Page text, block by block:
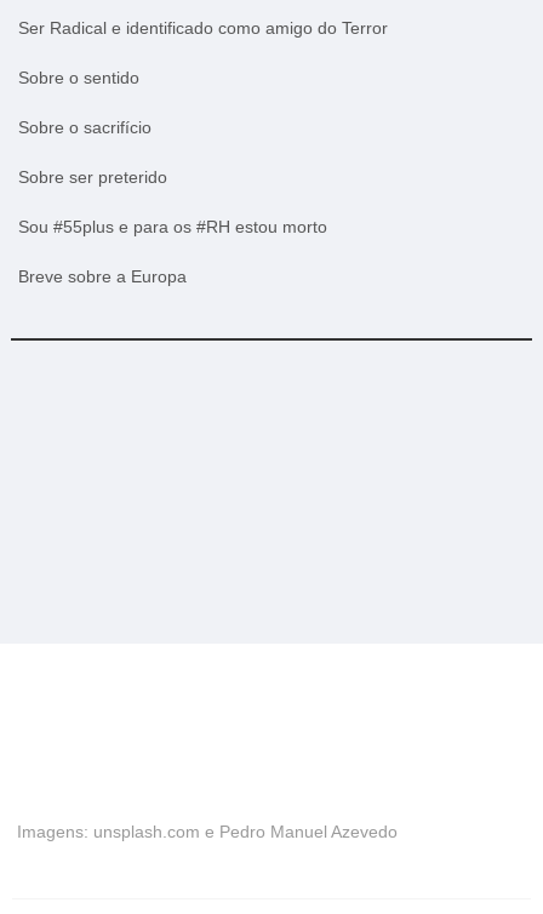
Ser Radical e identificado como amigo do Terror
Sobre o sentido
Sobre o sacrifício
Sobre ser preterido
Sou #55plus e para os #RH estou morto
Breve sobre a Europa
Imagens: unsplash.com e Pedro Manuel Azevedo